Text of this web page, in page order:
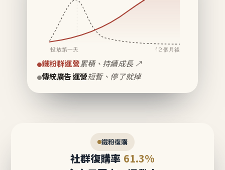
投放第一天 12 個月後
鐵粉群運營累積、持續成長 ↗
傳統廣告運營短暫、停了就掉
鐵粉復購
社群復購率 61.3%